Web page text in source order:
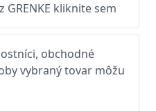
kliknite sem
obchodné
vybraný tovar môžu